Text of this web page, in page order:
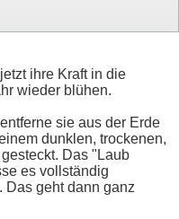
ihre Kraft in die
wieder blühen.
sie aus der Erde
dunklen, trockenen,
Das "Laub
es vollständig
Das geht dann ganz